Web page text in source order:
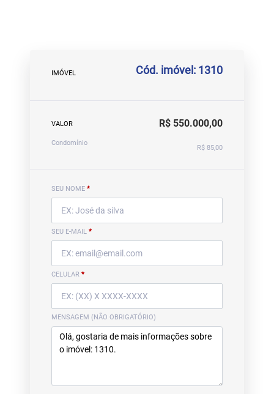
IMÓVEL Cód. imóvel: 1310
VALOR R$ 550.000,00
Condomínio
R$ 85,00
SEU NOME *
SEU E-MAIL *
CELULAR *
MENSAGEM (NÃO OBRIGATÓRIO)